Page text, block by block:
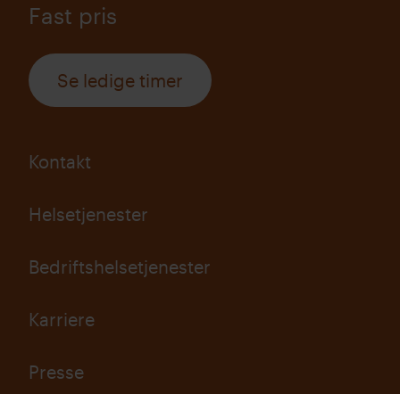
Fast pris
Se ledige timer
Kontakt
Helsetjenester
Bedriftshelsetjenester
Karriere
Presse